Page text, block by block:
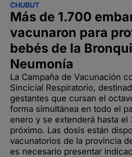
CHUBUT
Más de 1.700
vacunaron para
bebés de la
Neumonía
La Campaña de Vacunación
Sincicial Respiratorio,
gestantes que cursan el
forma simultánea en todo el
enero y se extenderá hasta el
próximo. Las dosis están
vacunatorios de la provincia
es necesario presentar